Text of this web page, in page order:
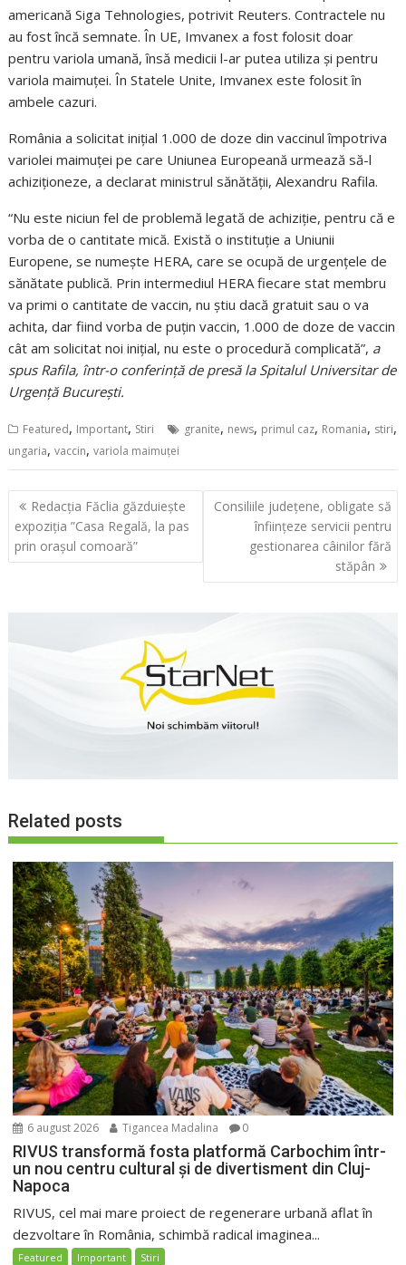
americană Siga Tehnologies, potrivit Reuters. Contractele nu
au fost încă semnate. În UE, Imvanex a fost folosit doar
pentru variola umană, însă medicii l-ar putea utiliza şi pentru
variola maimuţei. În Statele Unite, Imvanex este folosit în
ambele cazuri.
România a solicitat iniţial 1.000 de doze din vaccinul împotriva
variolei maimuţei pe care Uniunea Europeană urmează să-l
achiziţioneze, a declarat ministrul sănătății, Alexandru Rafila.
“Nu este niciun fel de problemă legată de achiziţie, pentru că e
vorba de o cantitate mică. Există o instituţie a Uniunii
Europene, se numeşte HERA, care se ocupă de urgenţele de
sănătate publică. Prin intermediul HERA fiecare stat membru
va primi o cantitate de vaccin, nu ştiu dacă gratuit sau o va
achita, dar fiind vorba de puţin vaccin, 1.000 de doze de vaccin
cât am solicitat noi iniţial, nu este o procedură complicată”, a
spus Rafila, într-o conferinţă de presă la Spitalul Universitar de
Urgenţă Bucureşti.
Featured, Important, Stiri granite, news, primul caz, Romania, stiri,
ungaria,vaccin,variola maimuţei
Navigare
în
articole
Redacția Făclia găzduiește
expoziția ”Casa Regală, la pas
prin orașul comoară”
Consiliile judeţene, obligate să
înfiinţeze servicii pentru
gestionarea câinilor fără
stăpân
Related posts
6 august 2026 Tigancea Madalina 0
RIVUS transformă fosta platformă Carbochim într-
un nou centru cultural și de divertisment din Cluj-
Napoca
RIVUS, cel mai mare proiect de regenerare urbană aflat în
dezvoltare în România, schimbă radical imaginea...
Featured Important Stiri